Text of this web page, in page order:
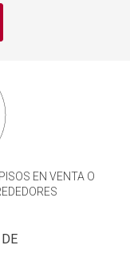
EN VENTA O